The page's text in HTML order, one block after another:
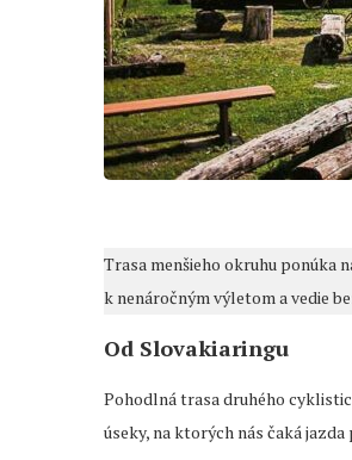
Trasa menšieho okruhu ponúka
k nenáročným výletom a vedie
Od Slovakiaringu
Pohodlná trasa druhého
úseky, na ktorých nás čaká jazda